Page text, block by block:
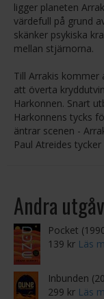
ligger planeten
värdefull på grund
skänker psykiska
mellan stjärnorna.
Till Arrakis kommer
att överta
Harkonnen. Snart
Harkonnens tycks
äntrar scenen -
Paul Atreides
Andra
Pocket
139 kr Läs
Inbunden
299 kr Läs